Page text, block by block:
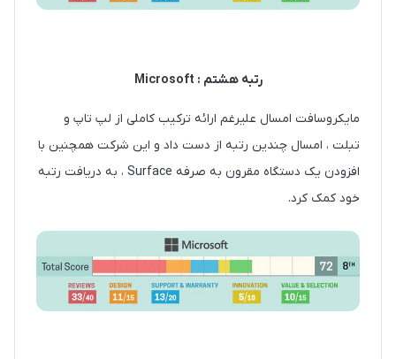
رتبه هشتم : Microsoft
مایکروسافت امسال علیرغم ارائه ترکیب کاملی از لپ تاپ و
تبلت ، امسال چندین رتبه از دست داد و این شرکت همچنین با
افزودن یک دستگاه مقرون به صرفه Surface ، به دریافت رتبه
خود کمک کرد.